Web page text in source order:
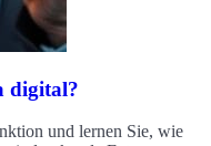
digital?
und lernen Sie, wie